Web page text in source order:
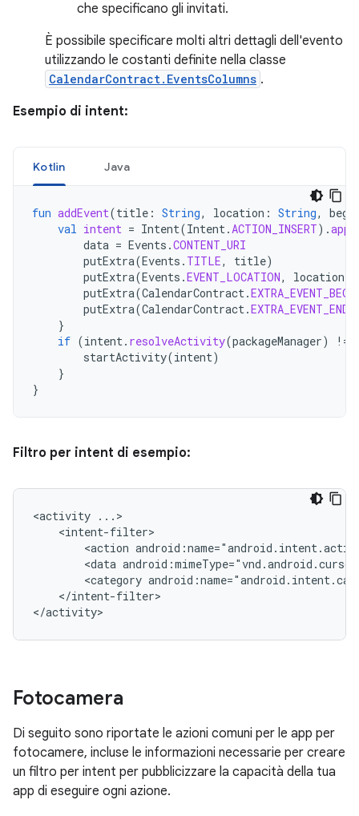
che specificano gli invitati.
È possibile specificare molti altri dettagli dell'evento
utilizzando le costanti definite nella classe
CalendarContract.EventsColumns .
Esempio di intent:
Kotlin Java
fun addEvent(title : String, location : String,
val intent = Intent(Intent.ACTION_INSERT).
data = Events .CONTENT_URI
putExtra(Events . TITLE, title)
putExtra(Events .EVENT_LOCATION, location
putExtra(CalendarContract.
putExtra(CalendarContract.
}
if (intent. resolveActivity(packageManager) !=
startActivity(intent)
}
}
Filtro per intent di esempio:
<activity
<action
<data
<category
</intent-filter>
</activity>
Fotocamera
Di seguito sono riportate le azioni comuni per le app per
fotocamere, incluse le informazioni necessarie per creare
un filtro per intent per pubblicizzare la capacità della tua
app di eseguire ogni azione.